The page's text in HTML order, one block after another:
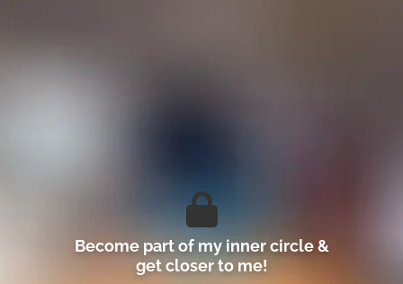
Become part of my inner circle &
get closer to me!